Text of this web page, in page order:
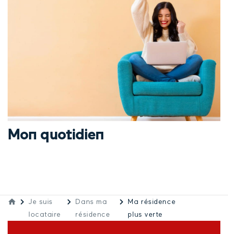
Mon quotidien
Je suis
locataire
Dans ma
résidence
Ma résidence
plus verte